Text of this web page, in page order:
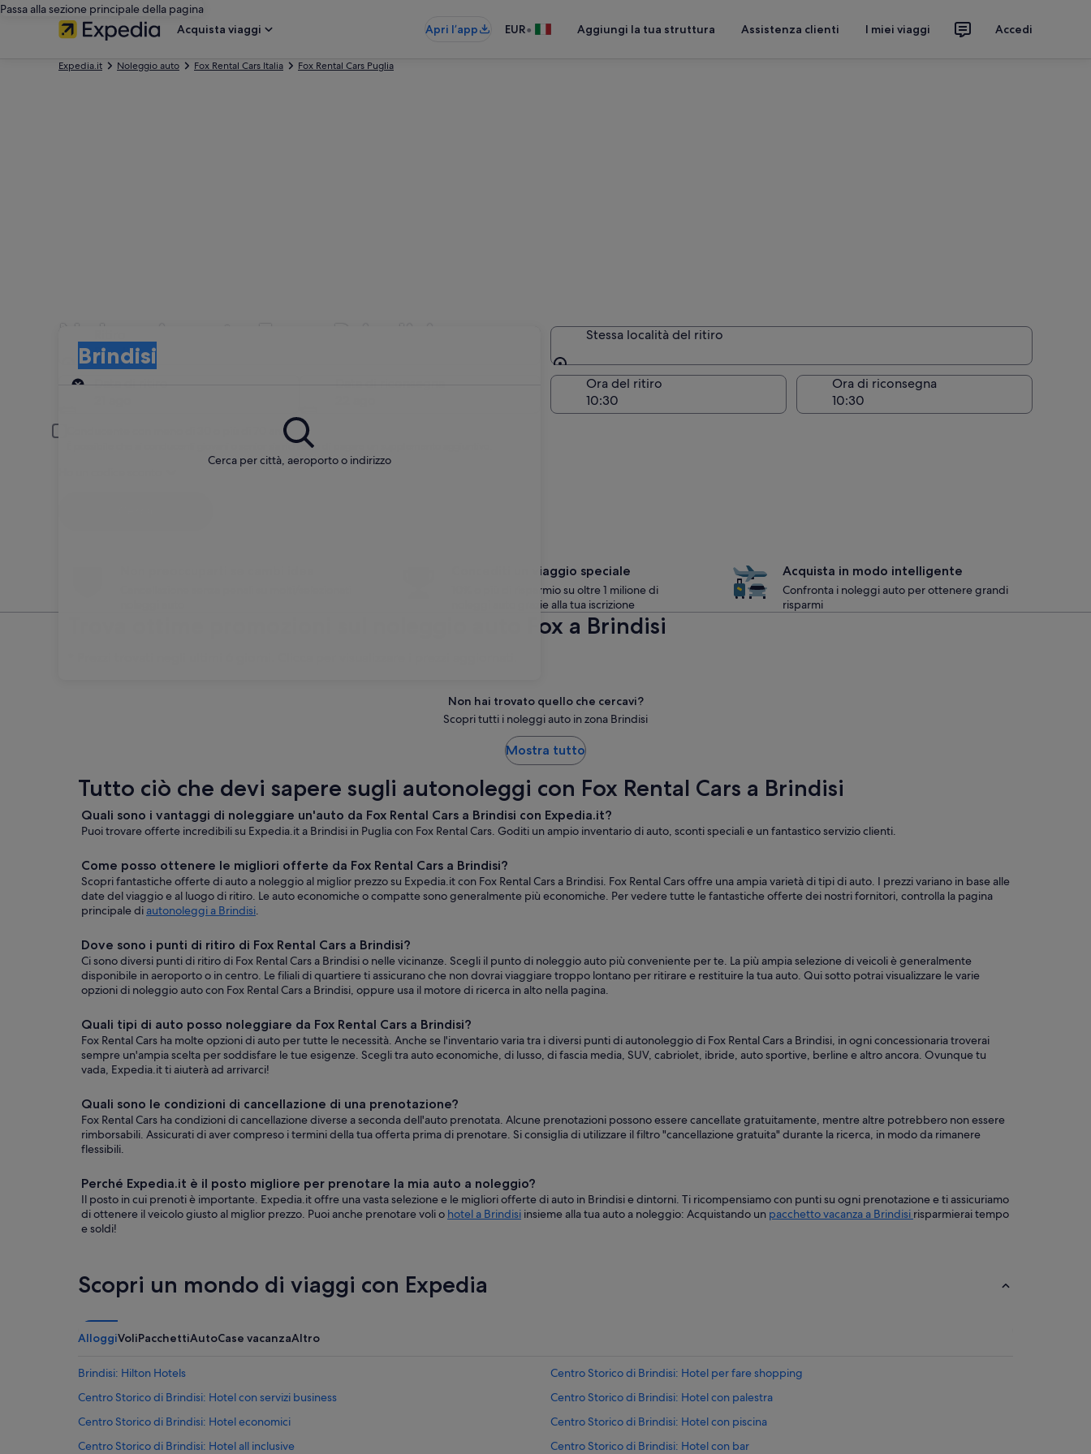
Passa alla sezione principale della pagina
Acquista viaggi
Apri l’app EUR• Aggiungi la tua struttura Assistenza clienti I miei viaggi Accedi
Expedia.it Noleggio auto Fox Rental Cars Italia Fox Rental Cars Puglia
Noleggio auto Fox a Brindisi
Cerca per città, aeroporto o indirizzo
Brindisi
Ritiro
Stessa località del ritiro
Stessa località del ritiro
Ora del ritiro Ora di riconsegna
Conducente con meno di 30 o più di 70 anni
È possibile che ai conducenti giovani o senior sia richiesto di pagare un supplemento aggiuntivo.
Concediti un viaggio speciale
10% o più di risparmio su oltre 1 milione di
noleggi auto grazie alla tua iscrizione
Acquista in modo intelligente
Confronta i noleggi auto per ottenere grandi
risparmi
Trova ottime promozioni sul noleggio auto Fox a Brindisi
Non hai trovato quello che cercavi?
Scopri tutti i noleggi auto in zona Brindisi
Mostra tutto
Tutto ciò che devi sapere sugli autonoleggi con Fox Rental Cars a Brindisi
Quali sono i vantaggi di noleggiare un'auto da Fox Rental Cars a Brindisi con Expedia.it?
Puoi trovare offerte incredibili su Expedia.it a Brindisi in Puglia con Fox Rental Cars. Goditi un ampio inventario di auto, sconti speciali e un fantastico servizio clienti.
Come posso ottenere le migliori offerte da Fox Rental Cars a Brindisi?
Scopri fantastiche offerte di auto a noleggio al miglior prezzo su Expedia.it con Fox Rental Cars a Brindisi. Fox Rental Cars offre una ampia varietà di tipi di auto. I prezzi variano in base alle
date del viaggio e al luogo di ritiro. Le auto economiche o compatte sono generalmente più economiche. Per vedere tutte le fantastiche offerte dei nostri fornitori, controlla la pagina
principale di autonoleggi a Brindisi.
Dove sono i punti di ritiro di Fox Rental Cars a Brindisi?
Ci sono diversi punti di ritiro di Fox Rental Cars a Brindisi o nelle vicinanze. Scegli il punto di noleggio auto più conveniente per te. La più ampia selezione di veicoli è generalmente
disponibile in aeroporto o in centro. Le filiali di quartiere ti assicurano che non dovrai viaggiare troppo lontano per ritirare e restituire la tua auto. Qui sotto potrai visualizzare le varie
opzioni di noleggio auto con Fox Rental Cars a Brindisi, oppure usa il motore di ricerca in alto nella pagina.
Quali tipi di auto posso noleggiare da Fox Rental Cars a Brindisi?
Fox Rental Cars ha molte opzioni di auto per tutte le necessità. Anche se l'inventario varia tra i diversi punti di autonoleggio di Fox Rental Cars a Brindisi, in ogni concessionaria troverai
sempre un'ampia scelta per soddisfare le tue esigenze. Scegli tra auto economiche, di lusso, di fascia media, SUV, cabriolet, ibride, auto sportive, berline e altro ancora. Ovunque tu
vada, Expedia.it ti aiuterà ad arrivarci!
Quali sono le condizioni di cancellazione di una prenotazione?
Fox Rental Cars ha condizioni di cancellazione diverse a seconda dell'auto prenotata. Alcune prenotazioni possono essere cancellate gratuitamente, mentre altre potrebbero non essere
rimborsabili. Assicurati di aver compreso i termini della tua offerta prima di prenotare. Si consiglia di utilizzare il filtro "cancellazione gratuita" durante la ricerca, in modo da rimanere
flessibili.
Perché Expedia.it è il posto migliore per prenotare la mia auto a noleggio?
Il posto in cui prenoti è importante. Expedia.it offre una vasta selezione e le migliori offerte di auto in Brindisi e dintorni. Ti ricompensiamo con punti su ogni prenotazione e ti assicuriamo
di ottenere il veicolo giusto al miglior prezzo. Puoi anche prenotare voli o hotel a Brindisi insieme alla tua auto a noleggio: Acquistando un pacchetto vacanza a Brindisi risparmierai tempo
e soldi!
Scopri un mondo di viaggi con Expedia
AlloggiVoliPacchettiAutoCase vacanzaAltro
Brindisi: Hilton Hotels
Centro Storico di Brindisi: Hotel per fare shopping
Centro Storico di Brindisi: Hotel con servizi business
Centro Storico di Brindisi: Hotel con palestra
Centro Storico di Brindisi: Hotel economici
Centro Storico di Brindisi: Hotel con piscina
Centro Storico di Brindisi: Hotel all inclusive
Centro Storico di Brindisi: Hotel con bar